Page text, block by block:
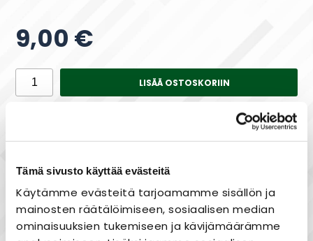
Tämä sivusto käyttää evästeitä
Käytämme evästeitä tarjoamamme sisällön ja
mainosten räätälöimiseen, sosiaalisen median
ominaisuuksien tukemiseen ja kävijämäärämme
9,00 €
LISÄÄ OSTOSKORIIN
Maksa joustavasti osissa!